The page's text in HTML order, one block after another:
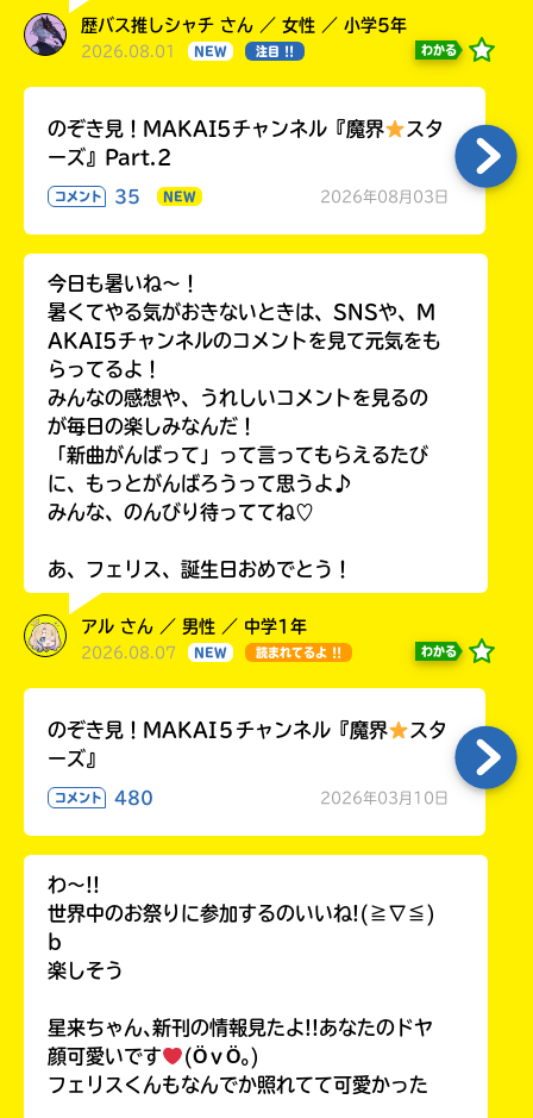
歴バス推しシャチ さん ／ 女性 ／ 小学5年
2026.08.01 NEW 注目 !! わかる
のぞき見！MAKAI5チャンネル『魔界
スタ
ーズ』Part.2
コメント 35 NEW 2026年08月03日
今日も暑いね〜！
暑くてやる気がおきないときは、SNSや、M
AKAI5チャンネルのコメントを見て元気をも
らってるよ！
みんなの感想や、うれしいコメントを見るの
が毎日の楽しみなんだ！
「新曲がんばって」って言ってもらえるたび
に、もっとがんばろうって思うよ♪
みんな、のんびり待っててね♡
あ、フェリス、誕生日おめでとう！
アル さん ／ 男性 ／ 中学1年
2026.08.07 NEW 読まれてるよ !! わかる
のぞき見！MAKAI５チャンネル『魔界
スタ
ーズ』
コメント 480 2026年03月10日
わ〜!!
世界中のお祭りに参加するのいいね!(≧∇≦)
b
楽しそう
星来ちゃん､新刊の情報見たよ!!あなたのドヤ
顔可愛いです
(ӦｖӦ｡)
フェリスくんもなんでか照れてて可愛かった